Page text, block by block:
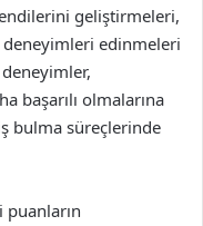
geliştirmeleri,
deneyimleri edinmeleri
başarılı olmalarına
bulma süreçlerinde